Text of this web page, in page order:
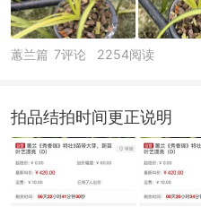
蕙兰篇 7评论 2254阅读
拍品结拍时间更正说明